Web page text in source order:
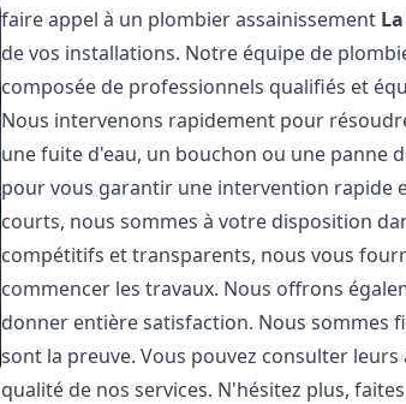
faire appel à un plombier assainissement
de vos installations. Notre équipe de
composée de professionnels qualifiés et
Nous intervenons rapidement pour
une fuite d'eau, un bouchon ou une panne
pour vous garantir une intervention rapide
courts, nous sommes à votre disposition
compétitifs et transparents, nous vous
commencer les travaux. Nous offrons
donner entière satisfaction. Nous sommes
sont la preuve. Vous pouvez consulter
qualité de nos services. N'hésitez plus,